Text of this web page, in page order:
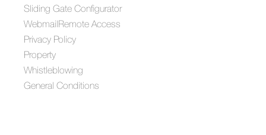
Sliding Gate Configurator
WebmailRemote Access
Privacy Policy
Property
Whistleblowing
General Conditions